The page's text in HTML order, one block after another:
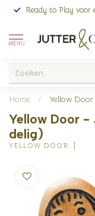
Ready to Play voor
MENU
Home / Yellow
Yellow Door -
delig)
YELLOW DOOR